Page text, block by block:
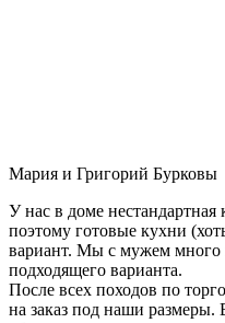
Мария и Григорий Бурковы
У нас в доме нестандартная
поэтому готовые кухни
вариант. Мы с мужем много
подходящего варианта.
После всех походов по
на заказ под наши